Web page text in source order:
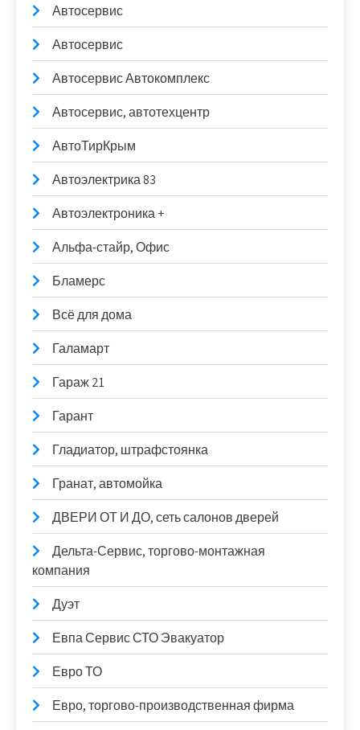
Автосервис
Автосервис
Автосервис Автокомплекс
Автосервис, автотехцентр
АвтоТирКрым
Автоэлектрика 83
Автоэлектроника +
Альфа-стайр, Офис
Бламерс
Всё для дома
Галамарт
Гараж 21
Гарант
Гладиатор, штрафстоянка
Гранат, автомойка
ДВЕРИ ОТ И ДО, сеть салонов дверей
Дельта-Сервис, торгово-монтажная
компания
Дуэт
Евпа Сервис СТО Эвакуатор
Евро ТО
Евро, торгово-производственная фирма